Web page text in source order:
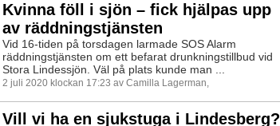
Kvinna föll i sjön – fick hjälpas upp
av räddningstjänsten
Vid 16-tiden på torsdagen larmade SOS Alarm
räddningstjänsten om ett befarat drunkningstillbud vid
Stora Lindessjön. Väl på plats kunde man ...
2 juli 2020 klockan 17:23 av Camilla Lagerman,
Vill vi ha en sjukstuga i Lindesberg?